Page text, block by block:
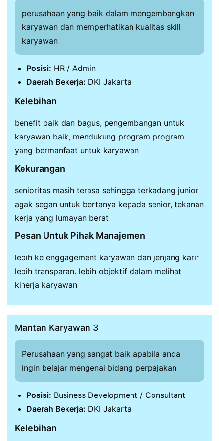
perusahaan yang baik dalam mengembangkan
karyawan dan memperhatikan kualitas skill
karyawan
Posisi: HR / Admin
Daerah Bekerja: DKI Jakarta
Kelebihan
benefit baik dan bagus, pengembangan untuk
karyawan baik, mendukung program program
yang bermanfaat untuk karyawan
Kekurangan
senioritas masih terasa sehingga terkadang junior
agak segan untuk bertanya kepada senior, tekanan
kerja yang lumayan berat
Pesan Untuk Pihak Manajemen
lebih ke enggagement karyawan dan jenjang karir
lebih transparan. lebih objektif dalam melihat
kinerja karyawan
Mantan Karyawan 3
Perusahaan yang sangat baik apabila anda
ingin belajar mengenai bidang perpajakan
Posisi: Business Development / Consultant
Daerah Bekerja: DKI Jakarta
Kelebihan